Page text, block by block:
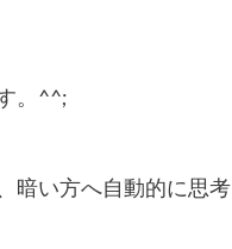
。^^;
暗い方へ自動的に思考